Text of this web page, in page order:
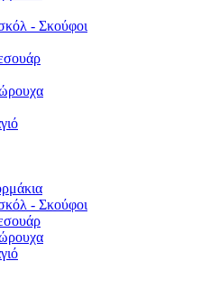
- Σκούφοι
- Σκούφοι